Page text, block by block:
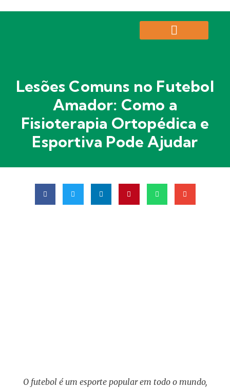
Lesões Comuns no Futebol
Amador: Como a
Fisioterapia Ortopédica e
Esportiva Pode Ajudar
O futebol é um esporte popular em todo o mundo,